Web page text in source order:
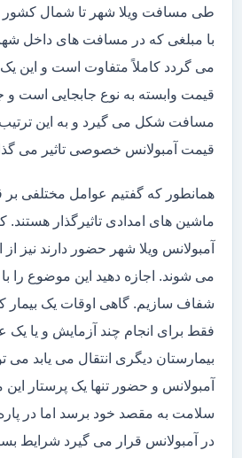
طی مسافت ویلا شهر تا شمال کشور به
با مبلغی که در مسافت های داخل
می گردد کاملاً متفاوت است و این یک
قیمت وابسته به نوع جابجایی است و
مسافت شکل می گیرد و به این
قیمت آمبولانس خصوصی تاثیر می
همانطور که گفتیم عوامل مختلفی بر
ماشین های امدادی تاثیرگذار هستند.
آمبولانس ویلا شهر حضور دارند نیز
می شوند. اجازه دهید این موضوع را
شفاف سازیم. گاهی اوقات یک بیمار
فقط برای انجام چند آزمایش و یا
بیمارستان دیگری انتقال می یابد می
آمبولانس و حضور تنها یک پرستار
سلامت به مقصد خود برسد اما در
در آمبولانس قرار می گیرد شرایط